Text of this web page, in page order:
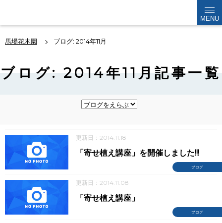
MENU
馬場花木園 ブログ: 2014年11月
ブログ: 2014年11月記事一覧
更新日：2014.11.18
ブログ
「寄せ植え講座」を開催しました!!!
更新日：2014.11.08
ブログ
「寄せ植え講座」